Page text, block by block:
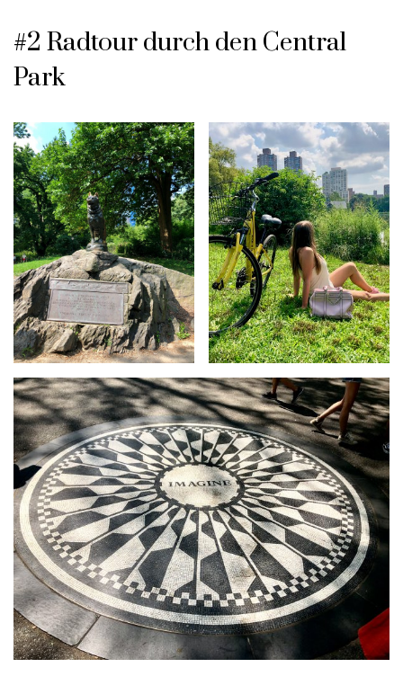
#2 Radtour durch den Central
Park